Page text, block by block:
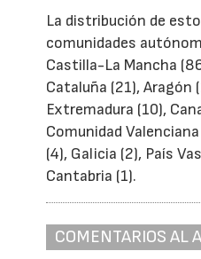
La distribución de
comunidades
Castilla-La Mancha
Cataluña (21), Aragón
Extremadura (10),
Comunidad
(4), Galicia (2), País
Cantabria (1).
COMENTARIOS AL